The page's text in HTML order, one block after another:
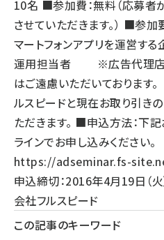
10名 ■参加費：無料（応募者
させていただきます。） ■参
マートフォンアプリを運営す
運用担当者 ※広告代理店
はご遠慮いただいておりま
ルスピードと現在お取り引き
ただきます。 ■申込方法：下
ラインでお申し込みくださ
https://adseminar.fs-
申込締切：2016年4月19日（
会社フルスピード
この記事のキーワード